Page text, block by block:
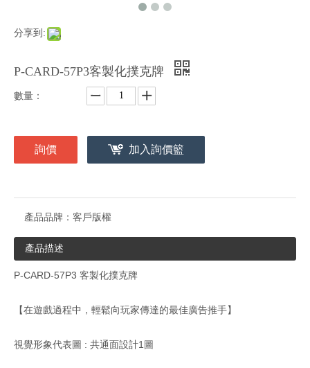
分享到:
P-CARD-57P3客製化撲克牌
數量：
詢價 加入詢價籃
產品品牌： 客戶版權
產品描述
P-CARD-57P3 客製化撲克牌
【在遊戲過程中，輕鬆向玩家傳達的最佳廣告推手】
視覺形象代表圖 : 共通面設計1圖